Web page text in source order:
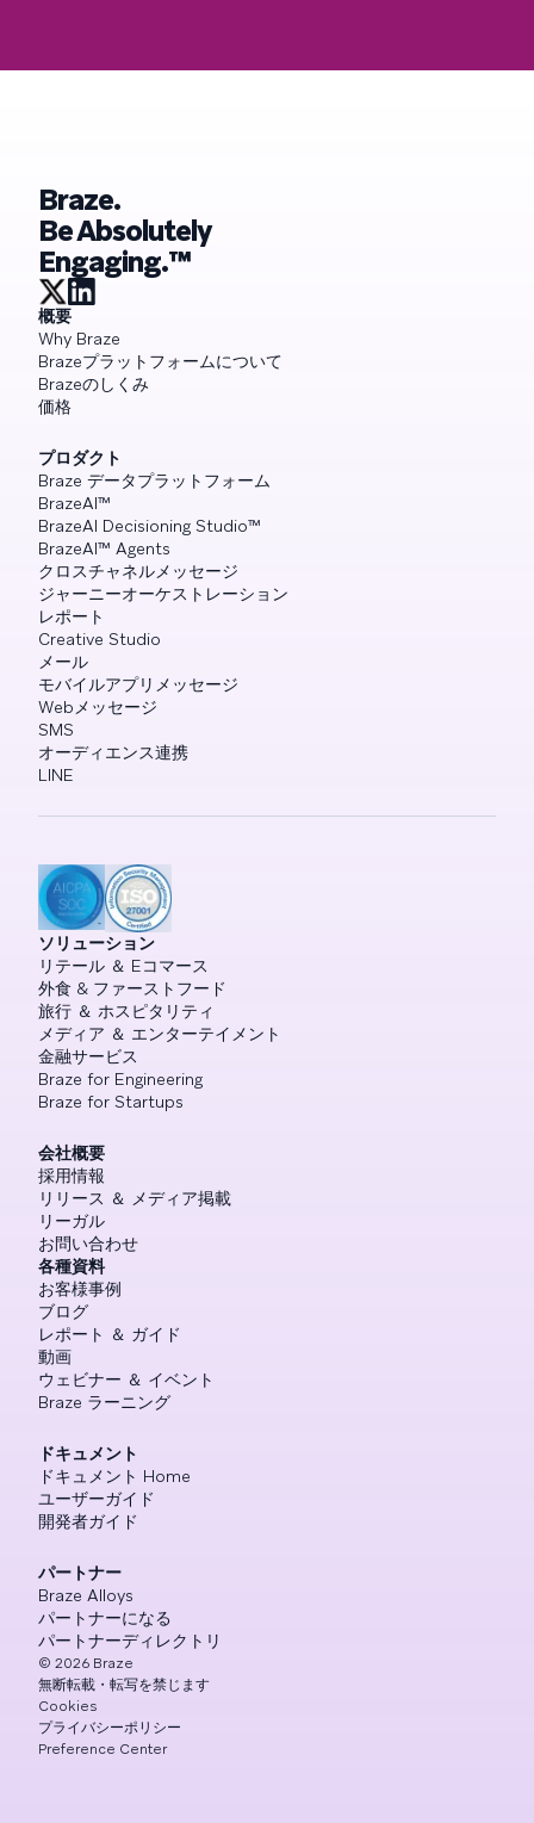
Braze.
Be Absolutely
Engaging.™
概要
Why Braze
Brazeプラットフォームについて
Brazeのしくみ
価格
プロダクト
Braze データプラットフォーム
BrazeAI™
BrazeAI Decisioning Studio™
BrazeAI™ Agents
クロスチャネルメッセージ
ジャーニーオーケストレーション
レポート
Creative Studio
メール
モバイルアプリメッセージ
Webメッセージ
SMS
オーディエンス連携
LINE
ソリューション
リテール ＆ Eコマース
外食 & ファーストフード
旅行 ＆ ホスピタリティ
メディア ＆ エンターテイメント
金融サービス
Braze for Engineering
Braze for Startups
会社概要
採用情報
リリース ＆ メディア掲載
リーガル
お問い合わせ
各種資料
お客様事例
ブログ
レポート ＆ ガイド
動画
ウェビナー ＆ イベント
Braze ラーニング
ドキュメント
ドキュメント Home
ユーザーガイド
開発者ガイド
パートナー
Braze Alloys
パートナーになる
パートナーディレクトリ
© 2026 Braze
無断転載・転写を禁じます
Cookies
プライバシーポリシー
Preference Center